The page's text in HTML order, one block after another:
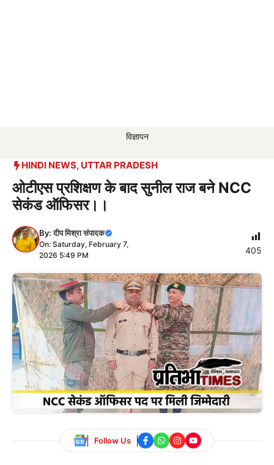
विज्ञापन
HINDI NEWS, UTTAR PRADESH
ओटीएस प्रशिक्षण के बाद सुनील राज बने NCC
सेकंड ऑफिसर।।
By:दीप मिश्रा संपादक
On: Saturday, February 7,
2026 5:49 PM
405
Follow Us